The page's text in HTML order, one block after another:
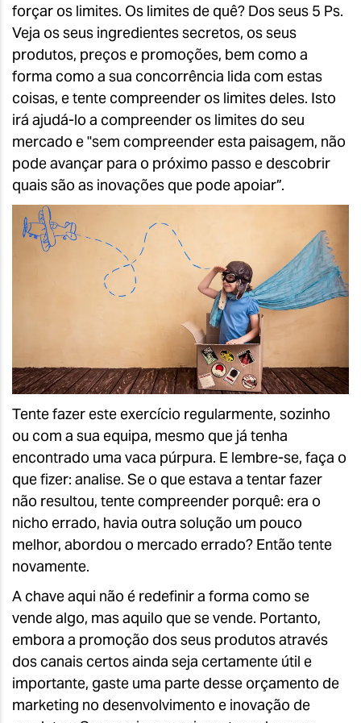
forçar os limites. Os limites de quê? Dos seus 5 Ps.
Veja os seus ingredientes secretos, os seus
produtos, preços e promoções, bem como a
forma como a sua concorrência lida com estas
coisas, e tente compreender os limites deles. Isto
irá ajudá-lo a compreender os limites do seu
mercado e "sem compreender esta paisagem, não
pode avançar para o próximo passo e descobrir
quais são as inovações que pode apoiar”.
Tente fazer este exercício regularmente, sozinho
ou com a sua equipa, mesmo que já tenha
encontrado uma vaca púrpura. E lembre-se, faça o
que fizer: analise. Se o que estava a tentar fazer
não resultou, tente compreender porquê: era o
nicho errado, havia outra solução um pouco
melhor, abordou o mercado errado? Então tente
novamente.
A chave aqui não é redefinir a forma como se
vende algo, mas aquilo que se vende. Portanto,
embora a promoção dos seus produtos através
dos canais certos ainda seja certamente útil e
importante, gaste uma parte desse orçamento de
marketing no desenvolvimento e inovação de